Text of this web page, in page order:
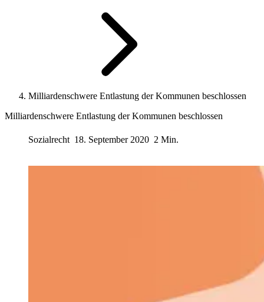
Milliardenschwere Entlastung der Kommunen beschlossen
Milliardenschwere Entlastung der Kommunen beschlossen
Sozialrecht 18. September 2020 2 Min.